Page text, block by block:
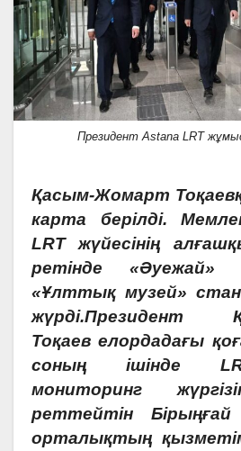
Президент Astana LRT
Қасым-Жомарт
карта берілді.
LRT жүйесінің
ретінде «Әуежай»
«Ұлттық музей»
жүрді.Президент
Тоқаев елордадағы
соның ішінде
мониторинг
реттейтін Бірыңғай
орталықтың